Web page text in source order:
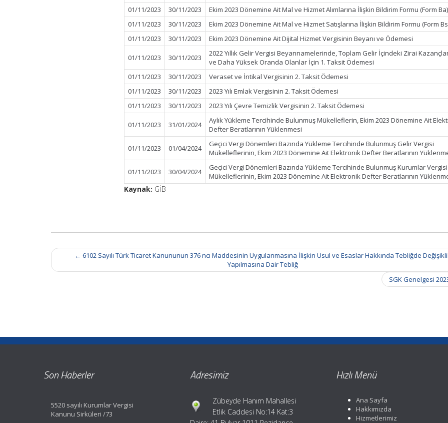
01/11/2023
30/11/2023
Ekim 2023 Dönemine Ait Mal ve Hizmet Alımlarına İlişkin Bildirim Formu (Form Ba)
01/11/2023
30/11/2023
Ekim 2023 Dönemine Ait Mal ve Hizmet Satışlarına İlişkin Bildirim Formu (Form
01/11/2023
30/11/2023 Ekim 2023 Dönemine Ait Dijital Hizmet Vergisinin Beyanı ve Ödemesi
01/11/2023 30/11/2023
2022 Yıllık Gelir Vergisi Beyannamelerinde, Toplam Gelir İçindeki Zirai
ve Daha Yüksek Oranda Olanlar İçin 1. Taksit Ödemesi
01/11/2023
30/11/2023
Veraset ve İntikal Vergisinin 2. Taksit Ödemesi
01/11/2023
30/11/2023
2023 Yılı Emlak Vergisinin 2. Taksit Ödemesi
01/11/2023
30/11/2023 2023 Yılı Çevre Temizlik Vergisinin 2. Taksit Ödemesi
01/11/2023 31/01/2024
Aylık Yükleme Tercihinde Bulunmuş Mükelleflerin, Ekim 2023 Dönemine Ait
Defter Beratlarının Yüklenmesi
01/11/2023 01/04/2024
Geçici Vergi Dönemleri Bazında Yükleme Tercihinde Bulunmuş Gelir Vergisi
Mükelleflerinin, Ekim 2023 Dönemine Ait Elektronik Defter Beratlarının
01/11/2023 30/04/2024
Geçici Vergi Dönemleri Bazında Yükleme Tercihinde Bulunmuş Kurumlar Vergisi
Mükelleflerinin, Ekim 2023 Dönemine Ait Elektronik Defter Beratlarının
Kaynak: GİB
Post
navigation
← 6102 Sayılı Türk Ticaret Kanununun 376 ncı Maddesinin Uygulanmasına İlişkin Usul ve Esaslar Hakkında Tebliğde
Yapılmasına Dair Tebliğ
SGK Genelgesi
Son Haberler
5520 sayılı Kurumlar Vergisi
Kanunu Sirküleri /73
Adresimiz
Zübeyde Hanım Mahallesi
Etlik Caddesi No:14 Kat:3
Hızlı Menü
Ana Sayfa
Hakkımızda
Hizmetlerimiz